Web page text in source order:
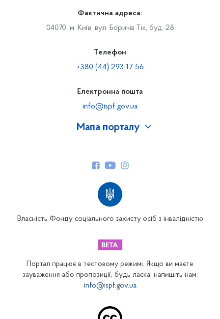
Мапа порталу
Закарпатське відділення
Запорізьке відділення
Фактична адреса:
04070, м. Київ, вул. Боричів Тік, буд. 28
Телефон
+380 (44) 293-17-56
Електронна пошта
info@ispf.gov.ua
Власність Фонду соціального захисту осіб з інвалідністю
Портал працює в тестовому режимі. Якщо ви маєте
зауваження або пропозиції, будь ласка, напишіть нам:
info@ispf.gov.ua